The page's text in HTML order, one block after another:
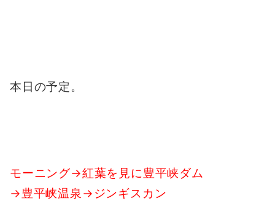
本日の予定。
モーニング→紅葉を見に豊平峡ダム
→豊平峡温泉→ジンギスカン